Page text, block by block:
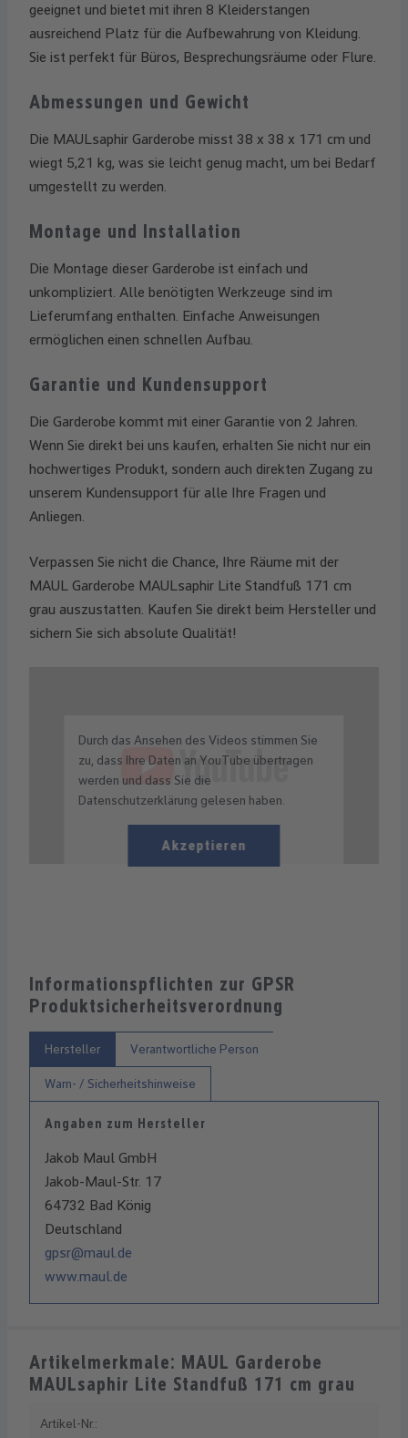
geeignet und bietet mit ihren 8 Kleiderstangen
ausreichend Platz für die Aufbewahrung von Kleidung.
Sie ist perfekt für Büros, Besprechungsräume oder Flure.
Abmessungen und Gewicht
Die MAULsaphir Garderobe misst 38 x 38 x 171 cm und
wiegt 5,21 kg, was sie leicht genug macht, um bei Bedarf
umgestellt zu werden.
Montage und Installation
Die Montage dieser Garderobe ist einfach und
unkompliziert. Alle benötigten Werkzeuge sind im
Lieferumfang enthalten. Einfache Anweisungen
ermöglichen einen schnellen Aufbau.
Garantie und Kundensupport
Die Garderobe kommt mit einer Garantie von 2 Jahren.
Wenn Sie direkt bei uns kaufen, erhalten Sie nicht nur ein
hochwertiges Produkt, sondern auch direkten Zugang zu
unserem Kundensupport für alle Ihre Fragen und
Anliegen.
Verpassen Sie nicht die Chance, Ihre Räume mit der
MAUL Garderobe MAULsaphir Lite Standfuß 171 cm
grau auszustatten. Kaufen Sie direkt beim Hersteller und
sichern Sie sich absolute Qualität!
Durch das Ansehen des Videos stimmen Sie
zu, dass Ihre Daten an YouTube übertragen
werden und dass Sie die
Datenschutzerklärung gelesen haben.
Akzeptieren
Informationspflichten zur GPSR
Produktsicherheitsverordnung
Hersteller Verantwortliche Person
Warn- / Sicherheitshinweise
Angaben zum Hersteller
Jakob Maul GmbH
Jakob-Maul-Str. 17
64732 Bad König
Deutschland
gpsr@maul.de
www.maul.de
Artikelmerkmale: MAUL Garderobe
MAULsaphir Lite Standfuß 171 cm grau
Artikel-Nr.: